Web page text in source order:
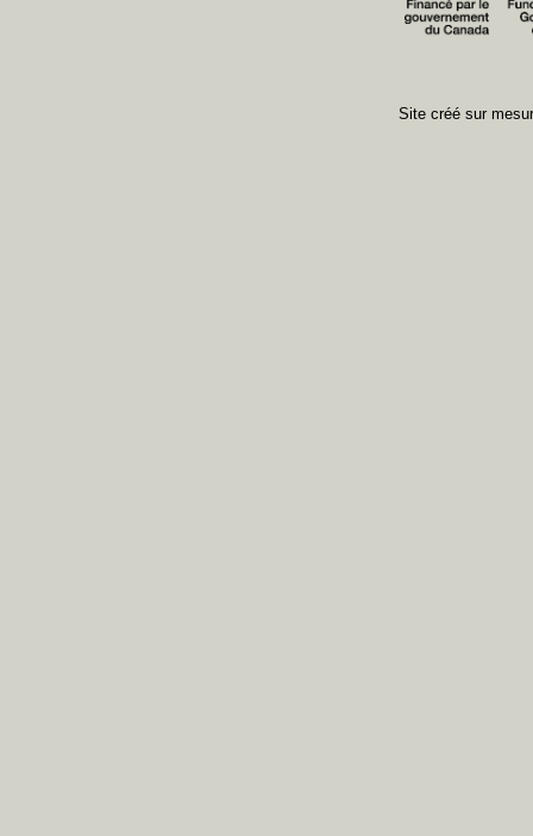
Site créé sur